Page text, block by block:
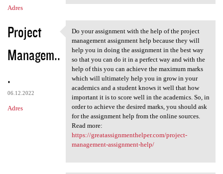
Adres
Project
Managem..
.
06.12.2022
Adres
Do your assignment with the
Do your assignment with the help of the project
management assignment help because they will
help you in doing the assignment in the best way
so that you can do it in a perfect way and with the
help of this you can achieve the maximum marks
which will ultimately help you in grow in your
academics and a student knows it well that how
important it is to score well in the academics. So, in
order to achieve the desired marks, you should ask
for the assignment help from the online sources.
Read more:
https://greatassignmenthelper.com/project-
management-assignment-help/